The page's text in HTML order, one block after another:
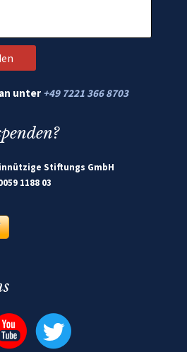
unter +49 7221 366 8703
Stiftungs GmbH
1188 03